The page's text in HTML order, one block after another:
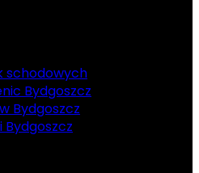
schodowych
Bydgoszcz
Bydgoszcz
Bydgoszcz